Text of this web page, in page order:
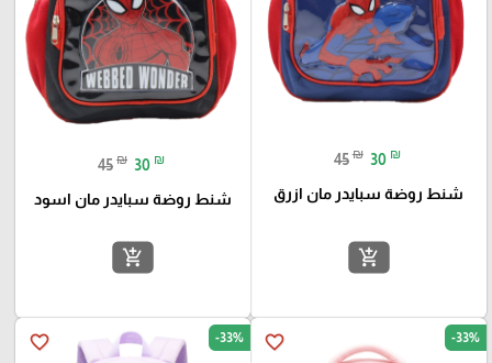
45 ₪ 30 ₪
شنط روضة سبايدر مان ازرق
add_shopping_cart
45 ₪ 30 ₪
شنط روضة سبايدر مان اسود
add_shopping_cart
favorite_border -33%
favorite_border -33%